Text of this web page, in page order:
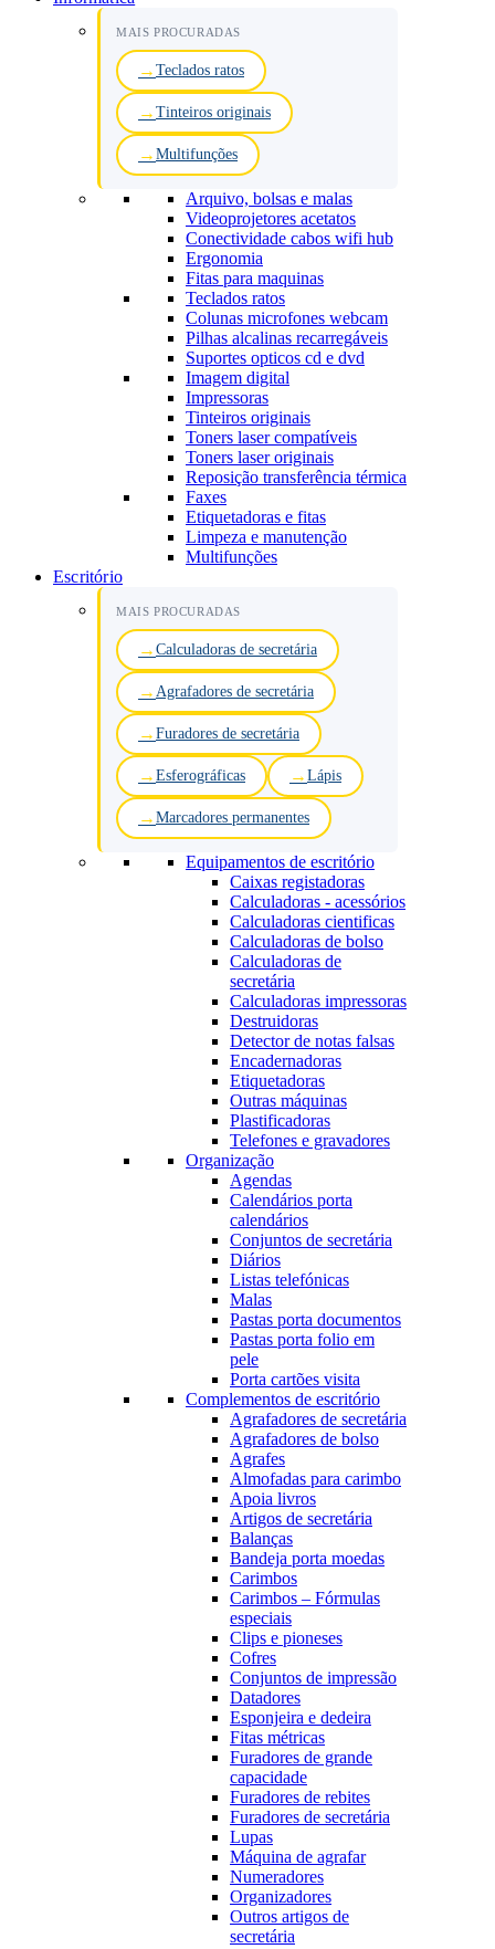
MAIS PROCURADAS
Teclados ratos
Tinteiros originais
Multifunções
Arquivo, bolsas e malas
Videoprojetores acetatos
Conectividade cabos wifi hub
Ergonomia
Fitas para maquinas
Teclados ratos
Colunas microfones webcam
Pilhas alcalinas recarregáveis
Suportes opticos cd e dvd
Imagem digital
Impressoras
Tinteiros originais
Toners laser compatíveis
Toners laser originais
Reposição transferência térmica
Faxes
Etiquetadoras e fitas
Limpeza e manutenção
Multifunções
Escritório
MAIS PROCURADAS
Calculadoras de secretária
Agrafadores de secretária
Furadores de secretária
Esferográficas Lápis
Marcadores permanentes
Equipamentos de escritório
Caixas registadoras
Calculadoras - acessórios
Calculadoras cientificas
Calculadoras de bolso
Calculadoras de
secretária
Calculadoras impressoras
Destruidoras
Detector de notas falsas
Encadernadoras
Etiquetadoras
Outras máquinas
Plastificadoras
Telefones e gravadores
Organização
Agendas
Calendários porta
calendários
Conjuntos de secretária
Diários
Listas telefónicas
Malas
Pastas porta documentos
Pastas porta folio em
pele
Porta cartões visita
Complementos de escritório
Agrafadores de secretária
Agrafadores de bolso
Agrafes
Almofadas para carimbo
Apoia livros
Artigos de secretária
Balanças
Bandeja porta moedas
Carimbos
Carimbos – Fórmulas
especiais
Clips e pioneses
Cofres
Conjuntos de impressão
Datadores
Esponjeira e dedeira
Fitas métricas
Furadores de grande
capacidade
Furadores de rebites
Furadores de secretária
Lupas
Máquina de agrafar
Numeradores
Organizadores
Outros artigos de
secretária